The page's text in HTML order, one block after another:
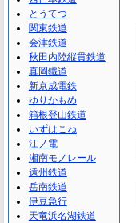
とうてつ
関東鉄道
会津鉄道
秋田内陸縦貫鉄道
真岡鐵道
新京成電鉄
ゆりかもめ
箱根登山鉄道
いずはこね
江ノ電
湘南モノレール
遠州鉄道
岳南鉄道
伊豆急行
天竜浜名湖鉄道